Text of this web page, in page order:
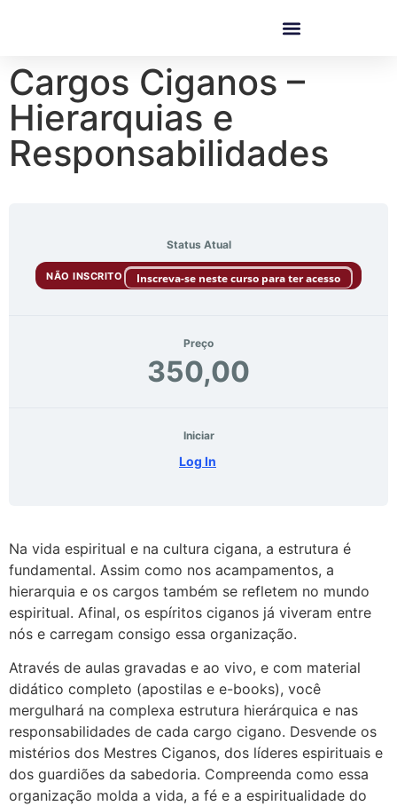
Cargos Ciganos –
Hierarquias e
Responsabilidades
Status Atual
NÃO INSCRITO Inscreva-se neste curso para ter acesso
Preço
350,00
Iniciar
Log In
Na vida espiritual e na cultura cigana, a estrutura é
fundamental. Assim como nos acampamentos, a
hierarquia e os cargos também se refletem no mundo
espiritual. Afinal, os espíritos ciganos já viveram entre
nós e carregam consigo essa organização.
Através de aulas gravadas e ao vivo, e com material
didático completo (apostilas e e-books), você
mergulhará na complexa estrutura hierárquica e nas
responsabilidades de cada cargo cigano. Desvende os
mistérios dos Mestres Ciganos, dos líderes espirituais e
dos guardiões da sabedoria. Compreenda como essa
organização molda a vida, a fé e a espiritualidade do